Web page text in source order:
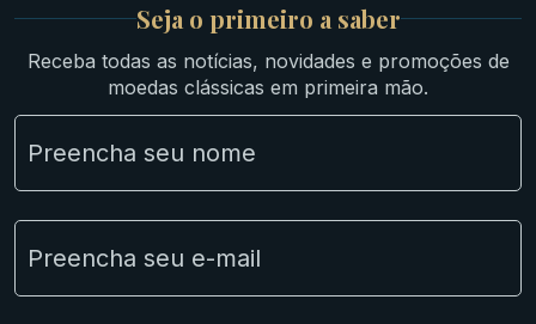
Ibéricas
Lotes Grandes
Material Numismático
NGC e NNC Encapsuladas
Novidades
Seja o primeiro a saber
Receba todas as notícias, novidades e promoções de
moedas clássicas em primeira mão.